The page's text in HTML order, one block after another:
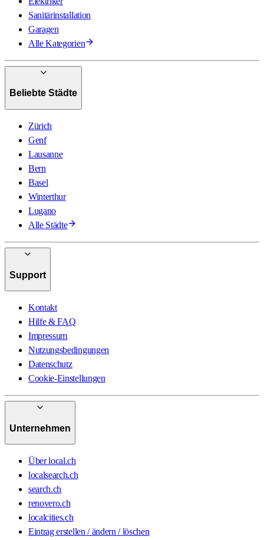
Sanitärinstallation
Garagen
Alle Kategorien
Beliebte Städte
Zürich
Genf
Lausanne
Bern
Basel
Winterthur
Lugano
Alle Städte
Support
Kontakt
Hilfe & FAQ
Impressum
Nutzungsbedingungen
Datenschutz
Cookie-Einstellungen
Unternehmen
Über local.ch
localsearch.ch
search.ch
renovero.ch
localcities.ch
Eintrag erstellen / ändern / löschen